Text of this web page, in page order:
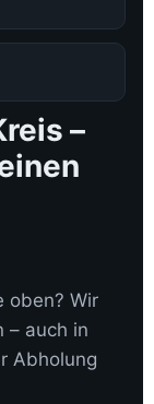
–
oben? Wir
– auch in
Abholung